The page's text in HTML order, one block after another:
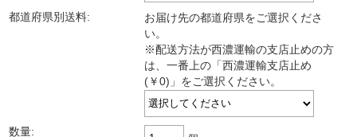
都道府県別送料:
お届け先の都道府県をご選択くださ
い。
※配送方法が西濃運輸の支店止めの方
は、一番上の「西濃運輸支店止め
(￥0)」をご選択ください。
数量: